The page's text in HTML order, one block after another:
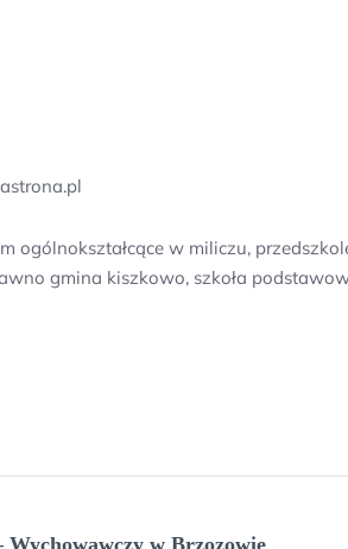
ogólnokształcące w miliczu,
gmina kiszkowo, szkoła
Wychowawczy w Brzozowie